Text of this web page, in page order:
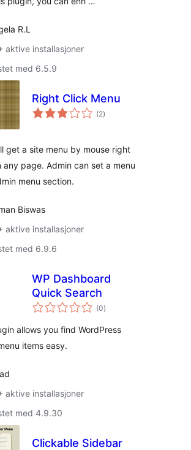
R.L
aktive installasjoner
med 6.5.9
Right Click Menu
(2totale
vurderinger
)
get a site menu by mouse right
any page. Admin can set a menu
menu section.
Biswas
aktive installasjoner
med 6.9.6
WP Dashboard
Quick Search
(0totale
vurderinger
)
allows you find WordPress
items easy.
aktive installasjoner
med 4.9.30
Clickable Sidebar